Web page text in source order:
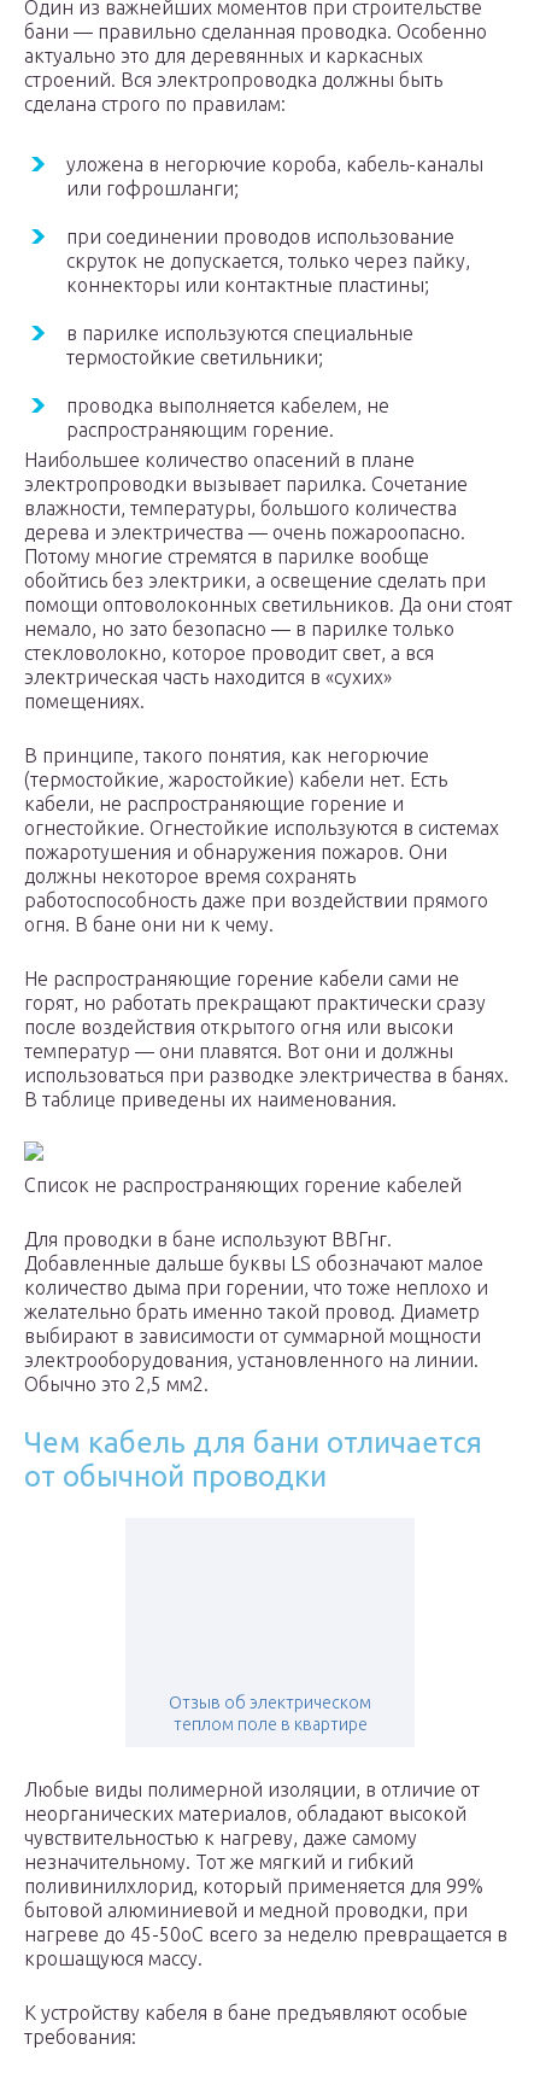
Один из важнейших моментов при строительстве
бани — правильно сделанная проводка. Особенно
актуально это для деревянных и каркасных
строений. Вся электропроводка должны быть
сделана строго по правилам:
уложена в негорючие короба, кабель-каналы
или гофрошланги;
при соединении проводов использование
скруток не допускается, только через пайку,
коннекторы или контактные пластины;
в парилке используются специальные
термостойкие светильники;
проводка выполняется кабелем, не
распространяющим горение.
Наибольшее количество опасений в плане
электропроводки вызывает парилка. Сочетание
влажности, температуры, большого количества
дерева и электричества — очень пожароопасно.
Потому многие стремятся в парилке вообще
обойтись без электрики, а освещение сделать при
помощи оптоволоконных светильников. Да они стоят
немало, но зато безопасно — в парилке только
стекловолокно, которое проводит свет, а вся
электрическая часть находится в «сухих»
помещениях.
В принципе, такого понятия, как негорючие
(термостойкие, жаростойкие) кабели нет. Есть
кабели, не распространяющие горение и
огнестойкие. Огнестойкие используются в системах
пожаротушения и обнаружения пожаров. Они
должны некоторое время сохранять
работоспособность даже при воздействии прямого
огня. В бане они ни к чему.
Не распространяющие горение кабели сами не
горят, но работать прекращают практически сразу
после воздействия открытого огня или высоки
температур — они плавятся. Вот они и должны
использоваться при разводке электричества в банях.
В таблице приведены их наименования.
Список не распространяющих горение кабелей
Для проводки в бане используют ВВГнг.
Добавленные дальше буквы LS обозначают малое
количество дыма при горении, что тоже неплохо и
желательно брать именно такой провод. Диаметр
выбирают в зависимости от суммарной мощности
электрооборудования, установленного на линии.
Обычно это 2,5 мм2.
Чем кабель для бани отличается
от обычной проводки
Отзыв об электрическом
теплом поле в квартире
Любые виды полимерной изоляции, в отличие от
неорганических материалов, обладают высокой
чувствительностью к нагреву, даже самому
незначительному. Тот же мягкий и гибкий
поливинилхлорид, который применяется для 99%
бытовой алюминиевой и медной проводки, при
нагреве до 45-50оС всего за неделю превращается в
крошащуюся массу.
К устройству кабеля в бане предъявляют особые
требования: